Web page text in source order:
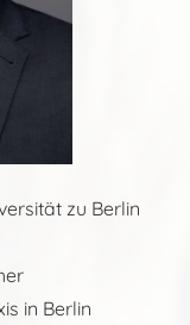
zu Berlin
in Berlin